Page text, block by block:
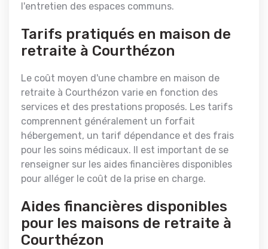
l'entretien des espaces communs.
Tarifs pratiqués en maison de
retraite à Courthézon
Le coût moyen d'une chambre en maison de
retraite à Courthézon varie en fonction des
services et des prestations proposés. Les tarifs
comprennent généralement un forfait
hébergement, un tarif dépendance et des frais
pour les soins médicaux. Il est important de se
renseigner sur les aides financières disponibles
pour alléger le coût de la prise en charge.
Aides financières disponibles
pour les maisons de retraite à
Courthézon